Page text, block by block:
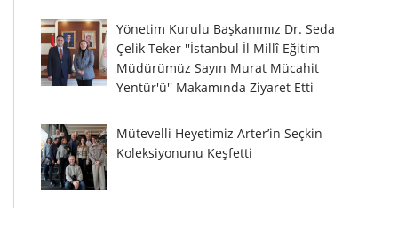
Yönetim Kurulu Başkanımız Dr. Seda
Çelik Teker ''İstanbul İl Millî Eğitim
Müdürümüz Sayın Murat Mücahit
Yentür'ü'' Makamında Ziyaret Etti
Mütevelli Heyetimiz Arter’in Seçkin
Koleksiyonunu Keşfetti